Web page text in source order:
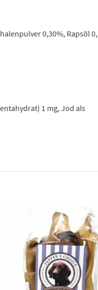
0,30%, Rapsöl
1 mg, Jod als